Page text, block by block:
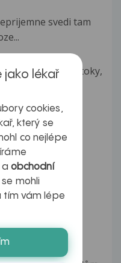
svedi tam
infekcí, výtoky,
potýkám s
jsem...
týdny jsem
antibiotika v
jako lékař
cookies,
který se
co nejlépe
a obchodní
mohli
tím vám lépe